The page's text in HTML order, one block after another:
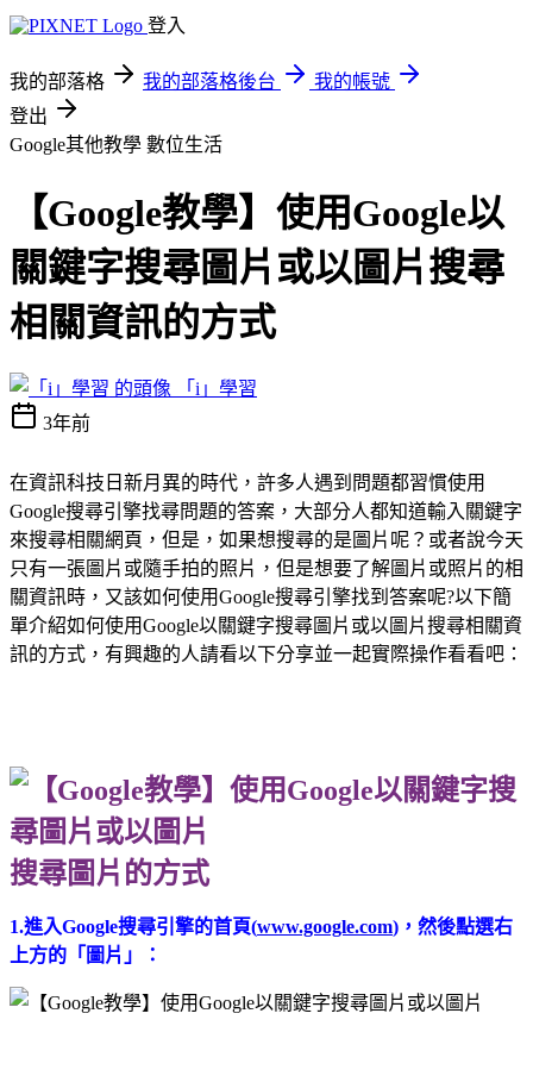
登入
我的部落格 我的部落格後台
我的帳號
登出
Google其他教學 數位生活
【Google教學】使用Google以
關鍵字搜尋圖片或以圖片搜尋
相關資訊的方式
「i」學習
3年前
在資訊科技日新月異的時代，許多人遇到問題都習慣使用
Google搜尋引擎找尋問題的答案，大部分人都知道輸入關鍵字
來搜尋相關網頁，但是，如果想搜尋的是圖片呢？或者說今天
只有一張圖片或隨手拍的照片，但是想要了解圖片或照片的相
關資訊時，又該如何使用Google搜尋引擎找到答案呢?以下簡
單介紹如何使用Google以關鍵字搜尋圖片或以圖片搜尋相關資
訊的方式，有興趣的人請看以下分享並一起實際操作看看吧：
搜尋圖片的方式
1.進入Google搜尋引擎的首頁(www.google.com)，然後點選右
上方的「圖片」：